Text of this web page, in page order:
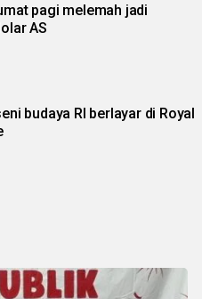
pagi melemah jadi
AS
budaya RI berlayar di Royal